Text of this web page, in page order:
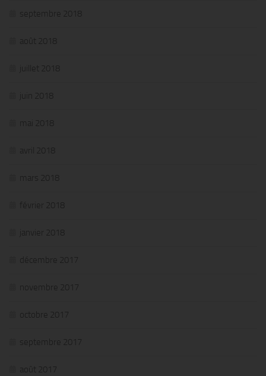
septembre 2018
août 2018
juillet 2018
juin 2018
mai 2018
avril 2018
mars 2018
février 2018
janvier 2018
décembre 2017
novembre 2017
octobre 2017
septembre 2017
août 2017